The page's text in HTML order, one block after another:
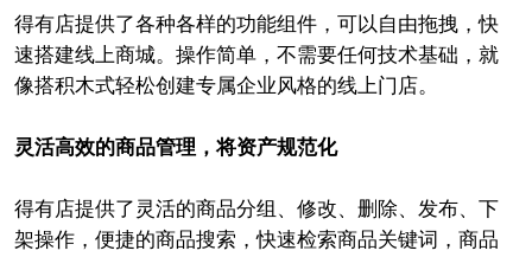
得有店提供了各种各样的功能组件，可以自由拖拽，快
速搭建线上商城。操作简单，不需要任何技术基础，就
像搭积木式轻松创建专属企业风格的线上门店。
灵活高效的商品管理，将资产规范化
得有店提供了灵活的商品分组、修改、删除、发布、下
架操作，便捷的商品搜索，快速检索商品关键词，商品